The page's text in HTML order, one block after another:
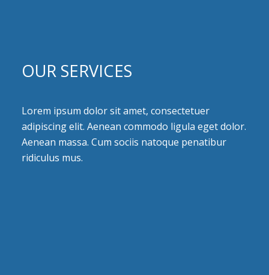
OUR SERVICES
Lorem ipsum dolor sit amet, consectetuer
adipiscing elit. Aenean commodo ligula eget dolor.
Aenean massa. Cum sociis natoque penatibur
ridiculus mus.